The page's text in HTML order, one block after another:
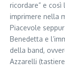
ricordare” e così
imprimere nella
Piacevole
Benedetta e
della band,
Azzarelli